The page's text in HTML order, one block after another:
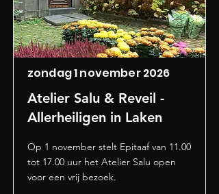
zondag 1 november 2026
Atelier Salu & Reveil -
Allerheiligen in Laken
Op 1 november stelt Epitaaf van 11.00
tot 17.00 uur het Atelier Salu open
voor een vrij bezoek.